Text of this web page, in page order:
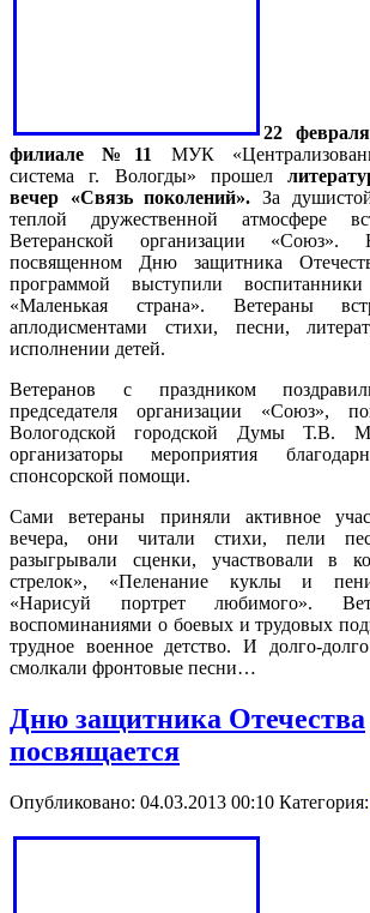
22
филиале №11 МУК
система г. Вологды» прошел
вечер «Связь поколений». За
теплой дружественной атмосфере
Ветеранской организации «Союз».
посвященном Дню защитника
программой выступили
«Маленькая страна». Ветераны
аплодисментами стихи, песни,
исполнении детей.
Ветеранов с праздником
председателя организации «Союз»,
Вологодской городской Думы Т.В.
организаторы мероприятия
спонсорской помощи.
Сами ветераны приняли активное
вечера, они читали стихи, пели
разыгрывали сценки, участвовали в
стрелок», «Пеленание куклы и
«Нарисуй портрет любимого».
воспоминаниями о боевых и трудовых
трудное военное детство. И долго-
смолкали фронтовые песни…
Дню защитника Отечества
посвящается
Опубликовано: 04.03.2013 00:10 Категория: